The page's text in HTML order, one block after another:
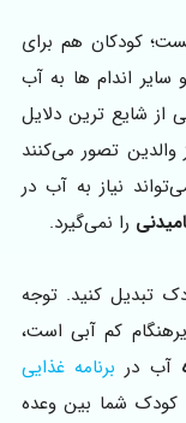
کودکان هم برای
اندام ها به آب
از شایع ترین دلایل
تصور می‌کنند
نیاز به آب در
را نمی‌گیرد.
تبدیل کنید. توجه
کم آبی است،
آب در برنامه غذایی
کودک شما بین وعده